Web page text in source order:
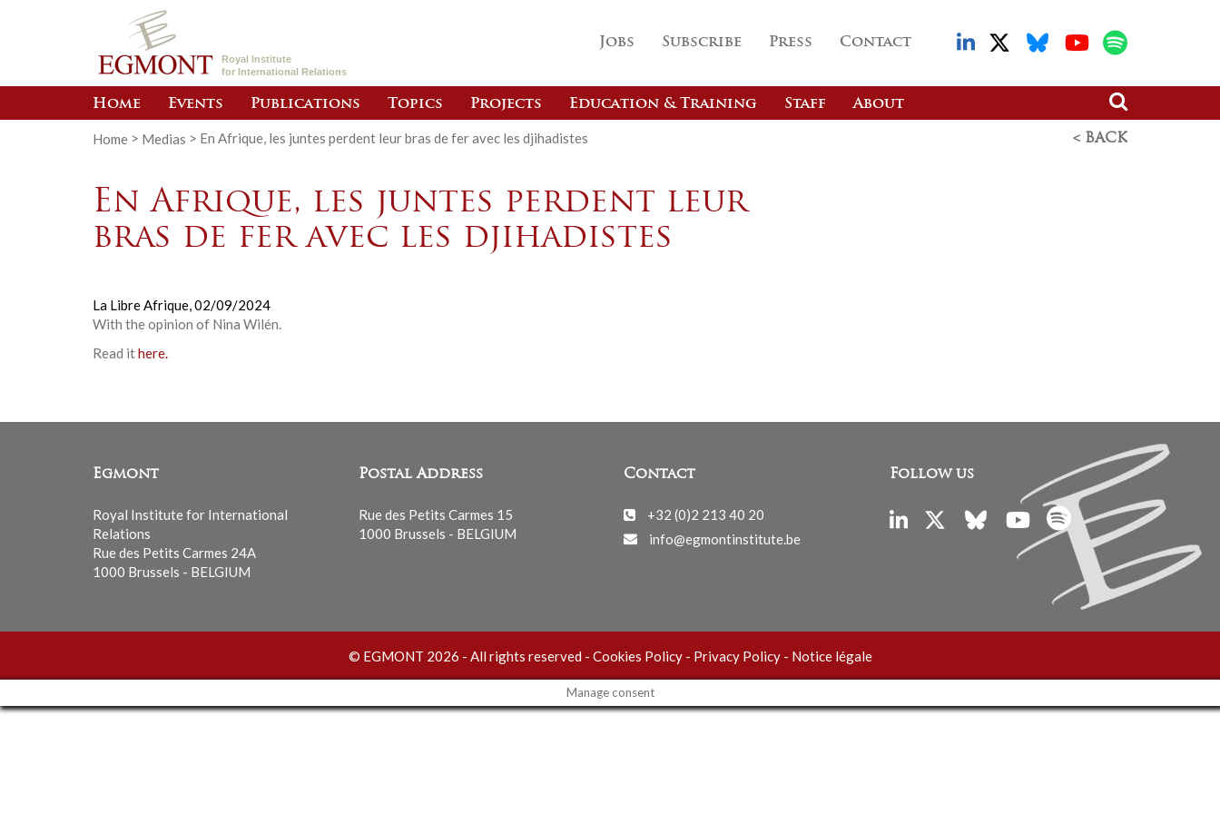
Royal Institute
for International Relations
Jobs Subscribe Press Contact
Home Events Publications Topics Projects Education & Training Staff About
Home > Medias > En Afrique, les juntes perdent leur bras de fer avec les djihadistes < BACK
En Afrique, les juntes perdent leur
bras de fer avec les djihadistes
La Libre Afrique,02/09/2024
With the opinion of Nina Wilén.
Read ithere.
Egmont
Royal Institute for International
Relations
Rue des Petits Carmes 24A
1000 Brussels - BELGIUM
Postal Address
Rue des Petits Carmes 15
1000 Brussels - BELGIUM
Contact
+32 (0)2 213 40 20
info@egmontinstitute.be
Follow us
© EGMONT 2026 - All rights reserved - Cookies Policy- Privacy Policy- Notice légale
Manage consent